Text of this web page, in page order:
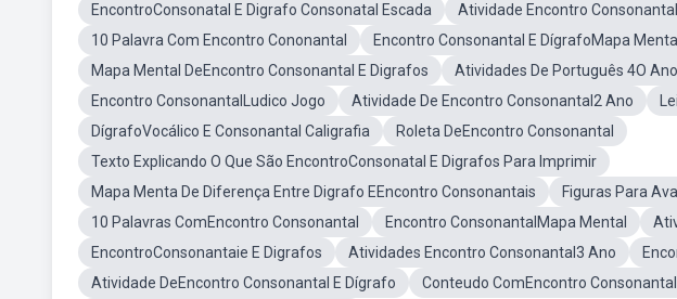
EncontroConsonatal E Digrafo Consonatal Escada
Atividade Encontro
10 Palavra Com Encontro Cononantal
Encontro Consonantal E DígrafoMapa Mental
Mapa Mental DeEncontro Consonantal E Digrafos
Atividades De Português 4O
Encontro ConsonantalLudico Jogo
Atividade De Encontro Consonantal2 Ano
DígrafoVocálico E Consonantal Caligrafia
Roleta DeEncontro Consonantal
Texto Explicando O Que São EncontroConsonatal E Digrafos Para Imprimir
Mapa Menta De Diferença Entre Digrafo EEncontro Consonantais
Figuras Para
10 Palavras ComEncontro Consonantal
Encontro ConsonantalMapa Mental
EncontroConsonantaie E Digrafos
Atividades Encontro Consonantal3 Ano
Atividade DeEncontro Consonantal E Dígrafo
Conteudo ComEncontro